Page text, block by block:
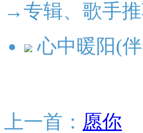
→专辑、歌手
心中暖阳(
上一首： 愿你